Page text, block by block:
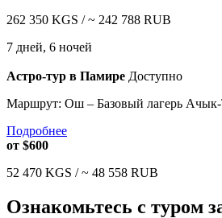
262 350 KGS /~ 242 788 RUB
7 дней, 6 ночей
Астро-тур в Памире Доступно
Маршрут: Ош – Базовый лагерь
Подробнее
от $600
52 470 KGS /~ 48 558 RUB
Ознакомьтесь с туром